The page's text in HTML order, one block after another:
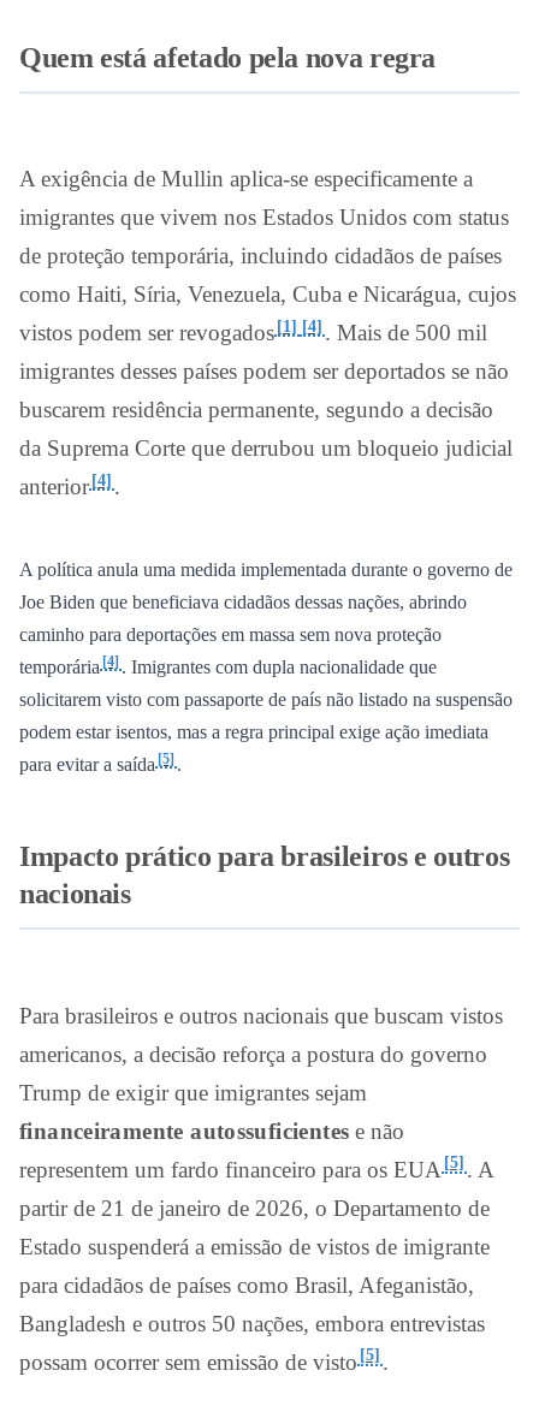
Quem está afetado pela nova regra
A exigência de Mullin aplica-se especificamente a
imigrantes que vivem nos Estados Unidos com status
de proteção temporária, incluindo cidadãos de países
como Haiti, Síria, Venezuela, Cuba e Nicarágua, cujos
vistos podem ser revogados [1] [4] . Mais de 500 mil
imigrantes desses países podem ser deportados se não
buscarem residência permanente, segundo a decisão
da Suprema Corte que derrubou um bloqueio judicial
anterior [4] .
A política anula uma medida implementada durante o governo de
Joe Biden que beneficiava cidadãos dessas nações, abrindo
caminho para deportações em massa sem nova proteção
temporária [4] . Imigrantes com dupla nacionalidade que
solicitarem visto com passaporte de país não listado na suspensão
podem estar isentos, mas a regra principal exige ação imediata
para evitar a saída [5] .
Impacto prático para brasileiros e outros
nacionais
Para brasileiros e outros nacionais que buscam vistos
americanos, a decisão reforça a postura do governo
Trump de exigir que imigrantes sejam
financeiramente autossuficientes e não
representem um fardo financeiro para os EUA [5] . A
partir de 21 de janeiro de 2026, o Departamento de
Estado suspenderá a emissão de vistos de imigrante
para cidadãos de países como Brasil, Afeganistão,
Bangladesh e outros 50 nações, embora entrevistas
possam ocorrer sem emissão de visto [5] .